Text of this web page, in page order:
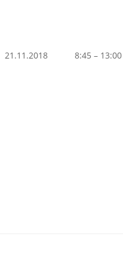
21.11.2018 8:45 –